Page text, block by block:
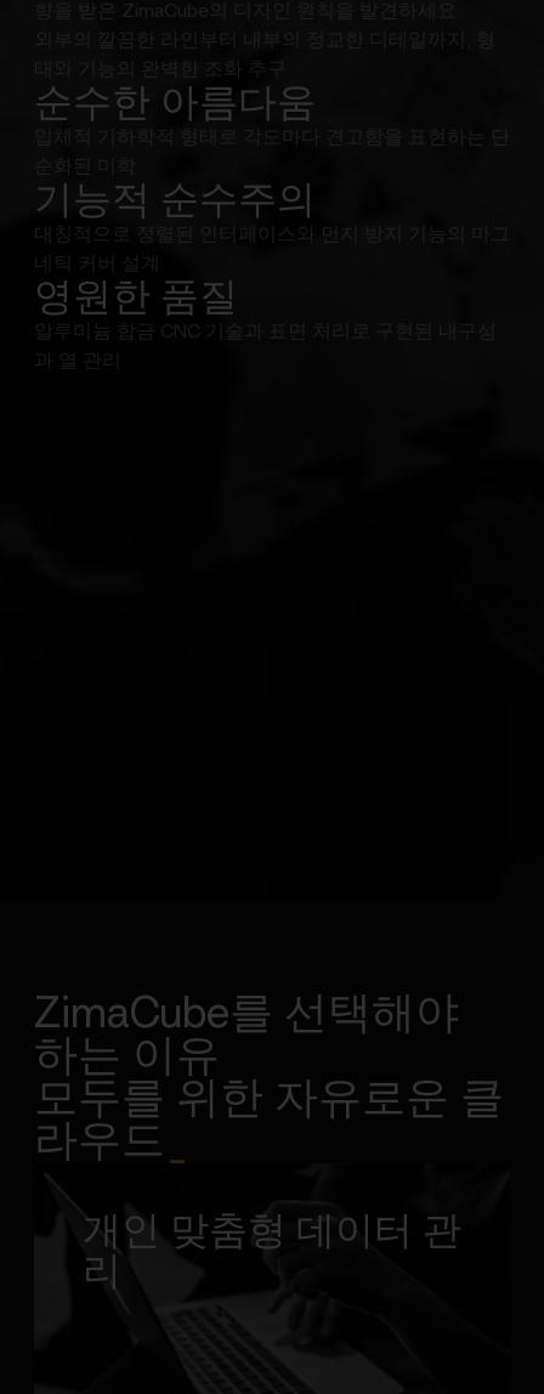
향을 받은 ZimaCube의 디자인 원칙을 발견하세요.
외부의 깔끔한 라인부터 내부의 정교한 디테일까지, 형
태와 기능의 완벽한 조화 추구
순수한 아름다움
기능적 순수주의
대칭적으로 정렬된 인터페이스와 먼지 방지 기능의 마그
네틱 커버 설계
영원한 품질
알루미늄 합금 CNC 기술과 표면 처리로 구현된 내구성
과 열 관리
ZimaCube를 선택해야
하는 이유
모두를 위한 자유로운 클
라우드
개인 맞춤형 데이터 관
리